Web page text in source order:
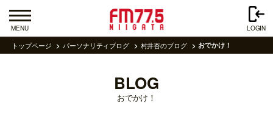
MENU LOGIN
トップページ パーソナリティブログ 村井杏のブログ おでかけ！
BLOG
おでかけ！